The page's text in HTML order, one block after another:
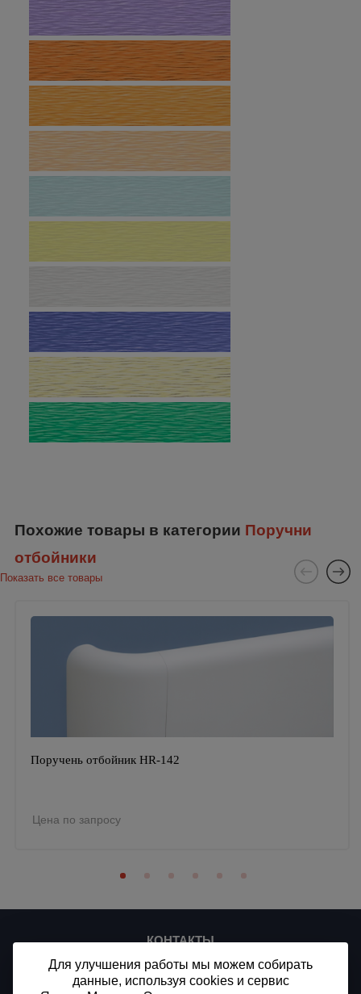
Похожие товары в категории Поручни
отбойники
Показать все товары
Поручень отбойник HR-142
Цена по запросу
КОНТАКТЫ
ООО «СТ-ПЛЮС»
ИНН/КПП 7716912875/773301001
Для улучшения работы мы можем собирать
данные, используя cookies и сервис